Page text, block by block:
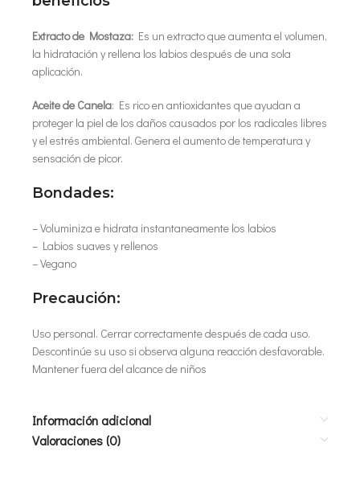
Extracto de Mostaza: Es un extracto que aumenta el volumen,
la hidratación y rellena los labios después de una sola
aplicación.
Aceite de Canela: Es rico en antioxidantes que ayudan a
proteger la piel de los daños causados por los radicales libres
y el estrés ambiental. Genera el aumento de temperatura y
sensación de picor.
Bondades:
– Voluminiza e hidrata instantaneamente los labios
– Labios suaves y rellenos
– Vegano
Precaución:
Uso personal. Cerrar correctamente después de cada uso.
Descontinúe su uso si observa alguna reacción desfavorable.
Mantener fuera del alcance de niños
Información adicional
Valoraciones (0)